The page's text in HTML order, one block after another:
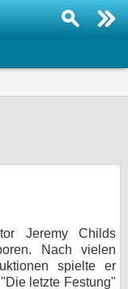
Jeremy Childs
Nach vielen
spielte er
letzte Festung"